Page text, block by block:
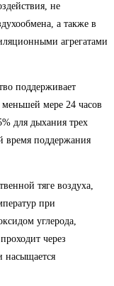
не
а также в
агрегатами
поддерживает
мере 24 часов
для дыхания трех
время поддержания
тяге воздуха,
при
углерода,
через
насыщается